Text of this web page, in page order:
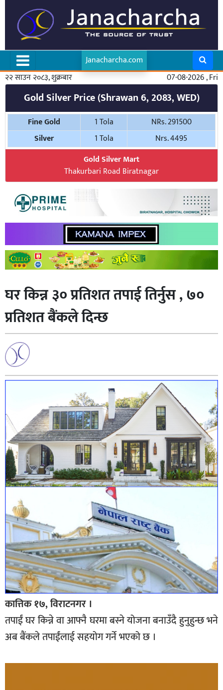
Janacharcha.com
२२ साउन २०८३, शुक्रबार
07-08-2026 , Fri
Gold Silver Price (Shrawan 6, 2083, WED)
Fine Gold 1 Tola
NRs. 291500
Silver
1 Tola
Nrs. 4495
Gold Silver Mart
Thakurbari Road Biratnagar
घर किन्न ३० प्रतिशत तपाई तिर्नुस , ७०
प्रतिशत बैंकले दिन्छ
कात्तिक १७, विराटनगर ।
तपाईं घर किन्ने वा आफ्नै घरमा बस्ने योजना बनाउँदै हुनुहुन्छ भने
अब बैंकले तपाईंलाई सहयोग गर्ने भएको छ ।